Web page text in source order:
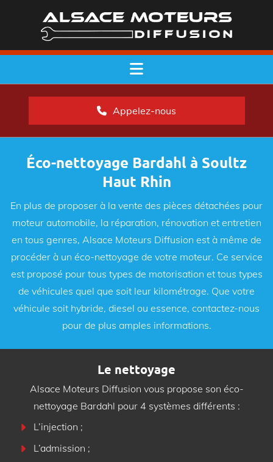
Appelez-nous
Éco-nettoyage Bardahl à Soultz
Haut Rhin
En plus de proposer à la vente des pièces détachées pour
moteur automobile, la réparation, rénovation et entretien
en tous genres, Alsace Moteurs Diffusion est à même de
procéder à un éco-nettoyage de votre moteur. Ce service
est proposé pour tous types de motorisation et tous types
de véhicules quel que soit leur kilométrage. Que votre
véhicule soit hybride, diesel ou essence, contactez-nous
pour de plus amples informations.
Le nettoyage
Alsace Moteurs Diffusion vous propose son éco-
nettoyage Bardahl pour 4 systèmes différents :
L’injection ;
L’admission ;